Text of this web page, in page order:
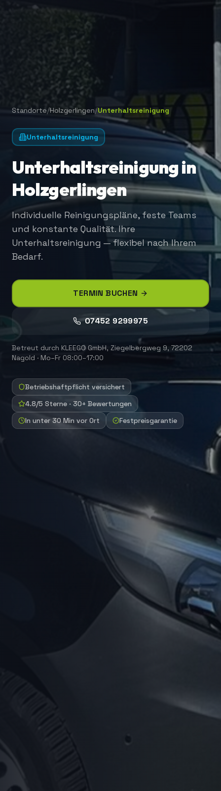
Standorte/Holzgerlingen/Unterhaltsreinigung
Unterhaltsreinigung
Unterhaltsreinigung in
Holzgerlingen
Individuelle Reinigungspläne, feste Teams
und konstante Qualität. Ihre
Unterhaltsreinigung — flexibel nach Ihrem
Bedarf.
TERMIN BUCHEN
07452 9299975
Betreut durch KLEEGO GmbH, Ziegelbergweg 9, 72202
Nagold · Mo–Fr 08:00–17:00
Betriebshaftpflicht versichert
4.8/5 Sterne · 30+ Bewertungen
In unter 30 Min vor Ort
Festpreisgarantie